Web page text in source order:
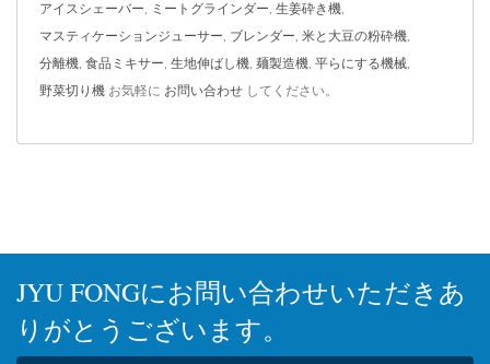
アイスシェーバー ミートグラインダー 生姜砕き機
マスティケーションジューサー ブレンダー 米と大豆の粉砕機
分離機 食品ミキサー 生地伸ばし機 麺製造機 平らにする機械
野菜切り機 お気軽に お問い合わせ してください。
JYU FONGにお問い合わせいただきあ
りがとうございます。